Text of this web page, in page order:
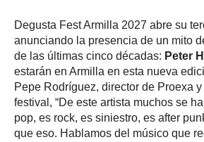
Degusta Fest Armilla 2027 abre su
anunciando la presencia de un mito
de las últimas cinco décadas: Peter
estarán en Armilla en esta nueva
Pepe Rodríguez, director de Proexa y
festival, “De este artista muchos se
pop, es rock, es siniestro, es after
que eso. Hablamos del músico que